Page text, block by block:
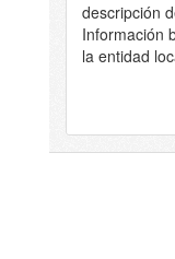
descripción
Información
la entidad